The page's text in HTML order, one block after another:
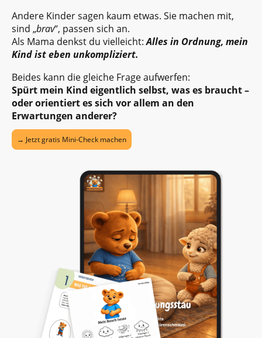
Andere Kinder sagen kaum etwas. Sie machen mit,
sind „brav“, passen sich an.
Als Mama denkst du vielleicht:Alles in Ordnung, mein
Kind ist eben unkompliziert.
Beides kann die gleiche Frage aufwerfen:
Spürt mein Kind eigentlich selbst, was es braucht –
oder orientiert es sich vor allem an den
Erwartungen anderer?
→ Jetzt gratis Mini-Check machen